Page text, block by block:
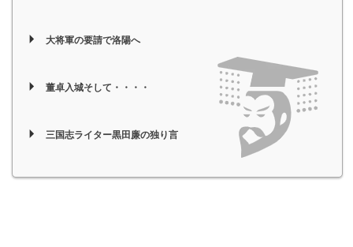
大将軍の要請で洛陽へ
董卓入城そして・・・・
三国志ライター黒田廉の独り言